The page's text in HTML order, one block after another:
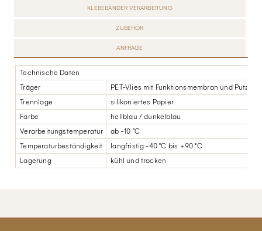
KLEBEBÄNDER VERARBEITUNG
ZUBEHÖR
ANFRAGE
Technische Daten
Träger
PET-Vlies mit Funktionsmembran und
Trennlage
silikoniertes Papier
Farbe
hellblau / dunkelblau
Verarbeitungstemperatur
ab -10 °C
Temperaturbeständigkeit
langfristig -40 °C bis +90 °C
Lagerung
kühl und trocken